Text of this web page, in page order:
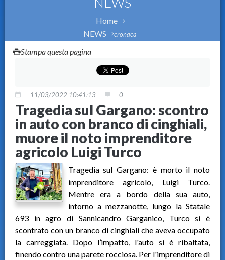
Home
NEWS
cronaca
Stampa questa pagina
11/03/2022 10:41:13 0
Tragedia sul Gargano: scontro
in auto con branco di cinghiali,
muore il noto imprenditore
agricolo Luigi Turco
Tragedia sul Gargano: è morto il noto
imprenditore agricolo, Luigi Turco.
Mentre era a bordo della sua auto,
intorno a mezzanotte, lungo la Statale
693 in agro di Sannicandro Garganico, Turco si è
scontrato con un branco di cinghiali che aveva occupato
la carreggiata. Dopo l’impatto, l'auto si è ribaltata,
finendo contro una parete rocciosa. Per l'imprenditore di